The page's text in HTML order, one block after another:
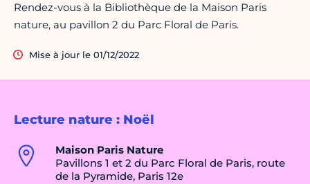
Lecture nature : Noël
Maison Paris Nature
Pavillons 1 et 2 du Parc Floral de Paris, route
de la Pyramide, Paris 12e
Rendez-vous à la Bibliothèque de la Maison Paris
nature, au pavillon 2 du Parc Floral de Paris.
Mise à jour le 01/12/2022